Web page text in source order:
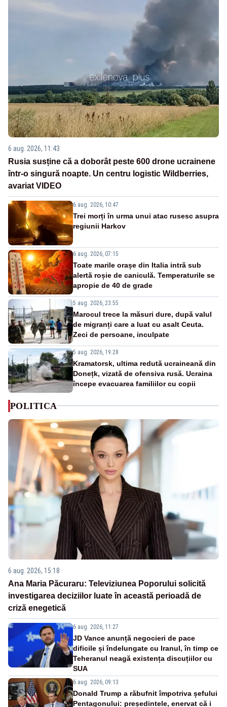
6 aug. 2026, 11:43
Rusia susține că a doborât peste 600 drone ucrainene
într-o singură noapte. Un centru logistic Wildberries,
avariat VIDEO
6 aug. 2026, 10:47
Trei morți în urma unui atac rusesc asupra
regiunii Harkov
6 aug. 2026, 07:15
Toate marile orașe din Italia intră sub
alertă roșie de caniculă. Temperaturile se
apropie de 40 de grade
5 aug. 2026, 23:55
Marocul trece la măsuri dure, după valul
de migranți care a luat cu asalt Ceuta.
Zeci de persoane, inculpate
5 aug. 2026, 19:28
Kramatorsk, ultima redută ucraineană din
Donețk, vizată de ofensiva rusă. Ucraina
începe evacuarea familiilor cu copii
POLITICA
6 aug. 2026, 15:18
Ana Maria Păcuraru: Televiziunea Poporului solicită
investigarea deciziilor luate în această perioadă de
criză enegetică
6 aug. 2026, 11:27
JD Vance anunță negocieri de pace
dificile și îndelungate cu Iranul, în timp ce
Teheranul neagă existența discuțiilor cu
SUA
6 aug. 2026, 09:13
Donald Trump a răbufnit împotriva șefului
Pentagonului: președintele, enervat că i